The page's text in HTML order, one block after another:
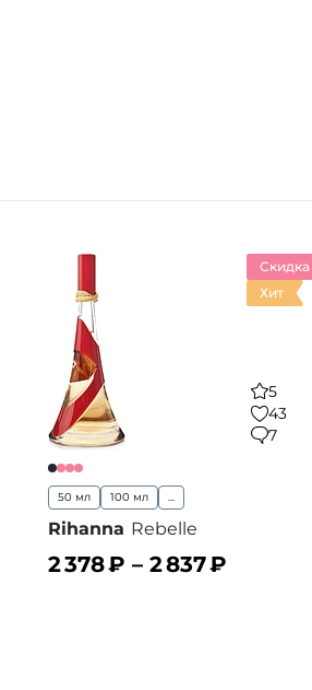
Скидка
Хит
5
43
7
50 мл 100 мл ...
Rihanna Rebelle
2 378₽ – 2 837₽